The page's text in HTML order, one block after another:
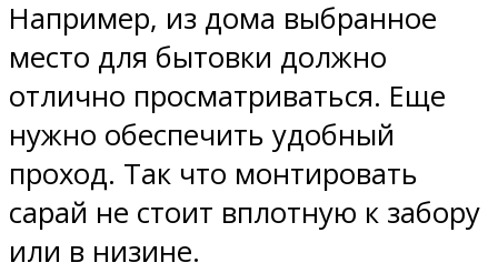
Например, из дома выбранное
место для бытовки должно
отлично просматриваться. Еще
нужно обеспечить удобный
проход. Так что монтировать
сарай не стоит вплотную к забору
или в низине.